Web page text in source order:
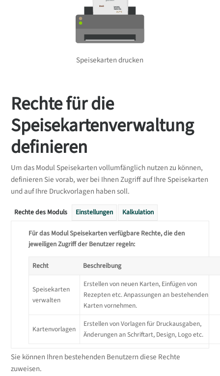
Speisekarten drucken
Rechte für die
Speisekartenverwaltung
definieren
Um das Modul Speisekarten vollumfänglich nutzen zu können,
definieren Sie vorab, wer bei Ihnen Zugriff auf Ihre Speisekarten
und auf Ihre Druckvorlagen haben soll.
Rechte des Moduls Einstellungen Kalkulation
Für das Modul Speisekarten verfügbare Rechte, die den
jeweiligen Zugriff der Benutzer regeln:
Recht Beschreibung
Speisekarten
verwalten
Erstellen von neuen Karten, Einfügen von
Rezepten etc. Anpassungen an bestehenden
Karten vornehmen.
Kartenvorlagen
Erstellen von Vorlagen für Druckausgaben,
Änderungen an Schriftart, Design, Logo etc.
Sie können Ihren bestehenden Benutzern diese Rechte
zuweisen.